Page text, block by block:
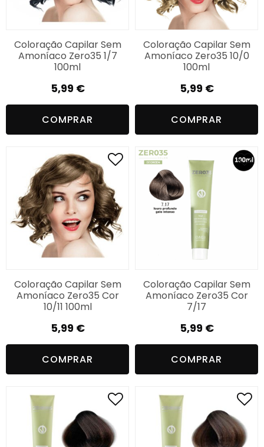
Coloração Capilar Sem
Amoníaco Zero35 1/7
100ml
5,99 €
COMPRAR
Coloração Capilar Sem
Amoníaco Zero35 10/0
100ml
5,99 €
COMPRAR
Coloração Capilar Sem
Amoníaco Zero35 Cor
10/11 100ml
5,99 €
COMPRAR
Coloração Capilar Sem
Amoníaco Zero35 Cor
7/17
5,99 €
COMPRAR